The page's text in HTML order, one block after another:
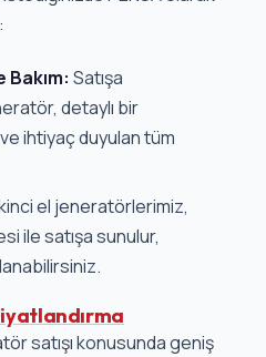
Bakım: Satışa
detaylı bir
ihtiyaç duyulan tüm
el jeneratörlerimiz,
ile satışa sunulur,
satışı konusunda geniş